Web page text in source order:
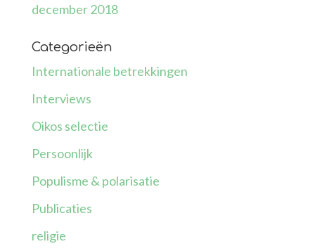
december 2018
Categorieën
Internationale betrekkingen
Interviews
Oikos selectie
Persoonlijk
Populisme & polarisatie
Publicaties
religie